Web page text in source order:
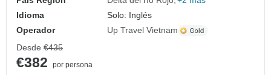
Idioma
Solo: Inglés
Operador
Up Travel Vietnam
Desde €435
€382
por persona